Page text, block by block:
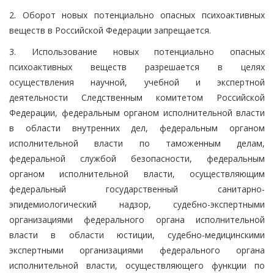
2. Оборот новых потенциально опасных психоактивных
веществ в Российской Федерации запрещается.
3. Использование новых потенциально опасных
психоактивных веществ разрешается в целях
осуществления научной, учебной и экспертной
деятельности Следственным комитетом Российской
Федерации, федеральным органом исполнительной власти
в области внутренних дел, федеральным органом
исполнительной власти по таможенным делам,
федеральной службой безопасности, федеральным
органом исполнительной власти, осуществляющим
федеральный государственный санитарно-
эпидемиологический надзор, судебно-экспертными
организациями федерального органа исполнительной
власти в области юстиции, судебно-медицинскими
экспертными организациями федерального органа
исполнительной власти, осуществляющего функции по